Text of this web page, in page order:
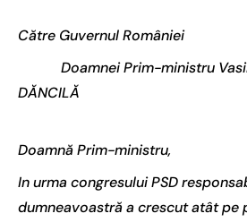
Către Guvernul României
Doamnei Prim-ministru
DĂNCILĂ
Doamnă Prim-ministru,
In urma congresului PSD
dumneavoastră a crescut atât pe